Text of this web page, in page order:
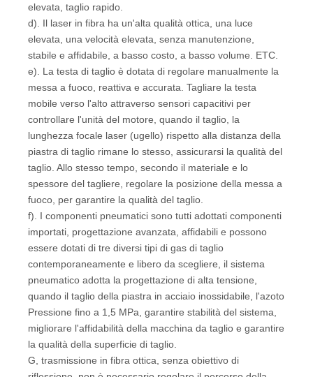
elevata, taglio rapido.
d). Il laser in fibra ha un'alta qualità ottica, una luce
elevata, una velocità elevata, senza manutenzione,
stabile e affidabile, a basso costo, a basso volume. ETC.
e). La testa di taglio è dotata di regolare manualmente la
messa a fuoco, reattiva e accurata. Tagliare la testa
mobile verso l'alto attraverso sensori capacitivi per
controllare l'unità del motore, quando il taglio, la
lunghezza focale laser (ugello) rispetto alla distanza della
piastra di taglio rimane lo stesso, assicurarsi la qualità del
taglio. Allo stesso tempo, secondo il materiale e lo
spessore del tagliere, regolare la posizione della messa a
fuoco, per garantire la qualità del taglio.
f). I componenti pneumatici sono tutti adottati componenti
importati, progettazione avanzata, affidabili e possono
essere dotati di tre diversi tipi di gas di taglio
contemporaneamente e libero da scegliere, il sistema
pneumatico adotta la progettazione di alta tensione,
quando il taglio della piastra in acciaio inossidabile, l'azoto
Pressione fino a 1,5 MPa, garantire stabilità del sistema,
migliorare l'affidabilità della macchina da taglio e garantire
la qualità della superficie di taglio.
G, trasmissione in fibra ottica, senza obiettivo di